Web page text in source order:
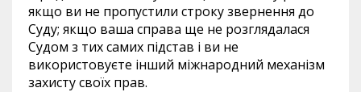
якщо ви не пропустили строку звернення до
Суду; якщо ваша справа ще не розглядалася
Судом з тих самих підстав і ви не
використовуєте інший міжнародний механізм
захисту своїх прав.